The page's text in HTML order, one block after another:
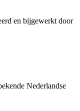
en bijgewerkt door
Nederlandse